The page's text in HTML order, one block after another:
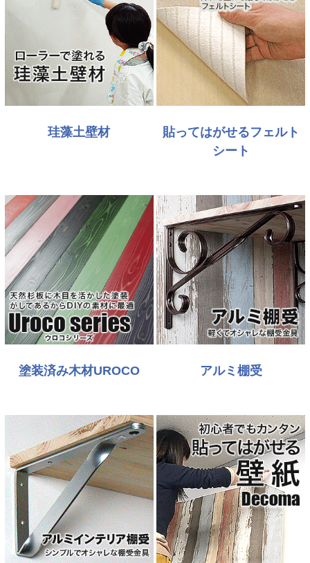
珪藻土壁材
貼ってはがせるフェルト
シート
塗装済み木材UROCO アルミ棚受